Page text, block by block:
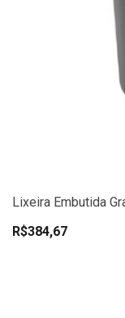
Lixeira Embutida
R$384,67